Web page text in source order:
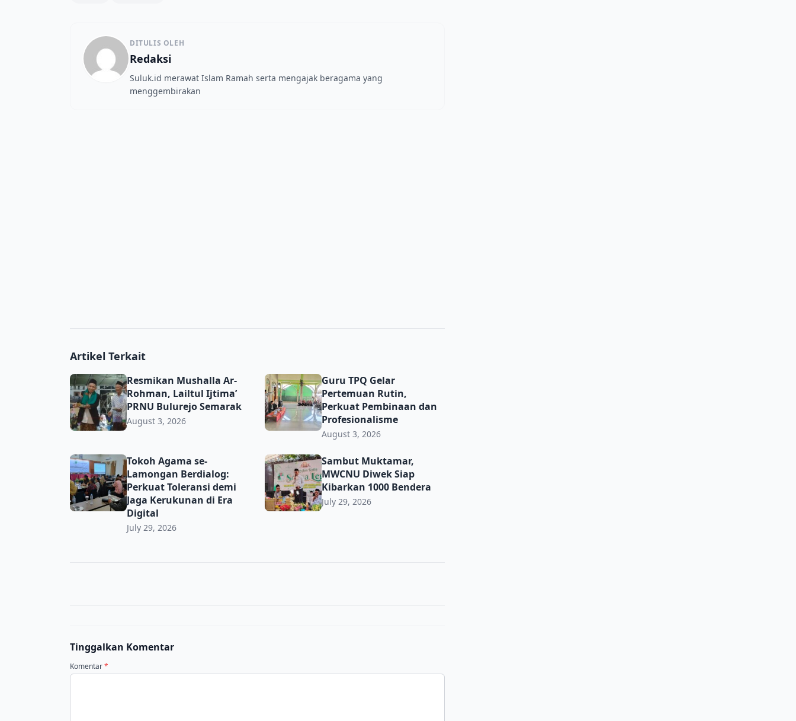
DITULIS OLEH
Redaksi
Suluk.id merawat Islam Ramah serta mengajak beragama yang
menggembirakan
Artikel Terkait
Resmikan Mushalla Ar-Rohman, Lailtul Ijtima’ PRNU Bulurejo Semarak
Resmikan Mushalla Ar-
Rohman, Lailtul Ijtima’
PRNU Bulurejo Semarak
August 3, 2026
Guru TPQ Gelar Pertemuan Rutin, Perkuat Pembinaan dan Profesionalisme
Guru TPQ Gelar
Pertemuan Rutin,
Perkuat Pembinaan dan
Profesionalisme
August 3, 2026
Tokoh Agama se-Lamongan Berdialog: Perkuat Toleransi demi Jaga Kerukunan di Era Digital
Tokoh Agama se-
Lamongan Berdialog:
Perkuat Toleransi demi
Jaga Kerukunan di Era
Digital
July 29, 2026
Sambut Muktamar, MWCNU Diwek Siap Kibarkan 1000 Bendera
Sambut Muktamar,
MWCNU Diwek Siap
Kibarkan 1000 Bendera
July 29, 2026
Tinggalkan Komentar
Komentar*